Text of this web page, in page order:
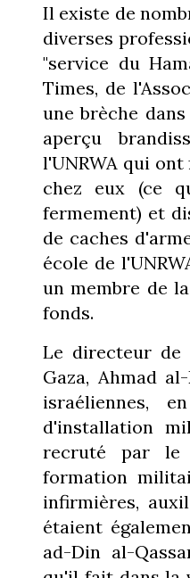
Il existe de
diverses
"service du
Times, de
une brèche
aperçu
l'UNRWA qui
chez eux (ce
fermement) et
de caches
école de
un membre de
fonds.
Le directeur de
Gaza, Ahmad
israéliennes,
d'installation
recruté par le
formation
infirmières,
étaient
ad-Din al-